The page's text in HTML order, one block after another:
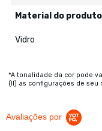
Material do produto
Vidro
*A tonalidade da cor pode
(II) as configurações de seu
Avaliações por